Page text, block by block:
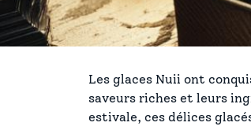
Les glaces Nuii ont
saveurs riches et leurs
estivale, ces délices